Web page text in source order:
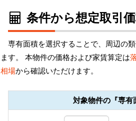
条件から想定取引
専有面積を選択することで、周辺の
ます。 本物件の価格および家賃算定は
相場から確認いただけます。
対象物件の『専有